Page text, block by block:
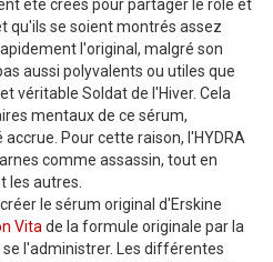
été créés pour partager le rôle et
qu'ils se soient montrés assez
l'original, malgré son
aussi polyvalents ou utiles que
véritable Soldat de l'Hiver. Cela
mentaux de ce sérum,
Pour cette raison, l'HYDRA
comme assassin, tout en
les autres.
le sérum original d'Erskine
Vita de la formule originale par la
se l'administrer. Les différentes